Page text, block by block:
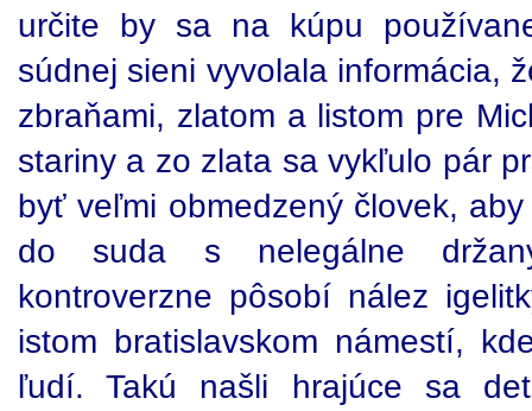
určite by sa na kúpu
súdnej sieni vyvolala informácia,
zbraňami, zlatom a listom pre
stariny a zo zlata sa vykľulo pár
byť veľmi obmedzený človek,
do suda s nelegálne
kontroverzne pôsobí nález
istom bratislavskom námestí,
ľudí. Takú našli hrajúce sa